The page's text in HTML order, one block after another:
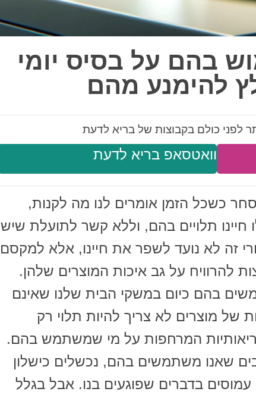
בהם על בסיס יומי
להימנע מהם
לפני כולם בקבוצות של בריא לדעת
וואטסאפ בריא לדעת
כשכל הזמן אומרים לנו מה לקנות,
חיינו תלויים בהם, וללא קשר לתועלת שיש
זה לא נועד לשפר את חיינו, אלא למקסם
להרוויח על גב איכות המוצרים שלהן.
בהם כיום במשקי הבית שלנו שאינם
של מוצרים לא צריך להיות תלוי רק
המרחפות על מי שמשתמש בהם.
שאנו משתמשים בהם, נכשלים כישלון
בדברים שפוגעים בנו. אבל בגלל